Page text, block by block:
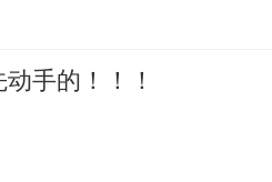
手的！！！